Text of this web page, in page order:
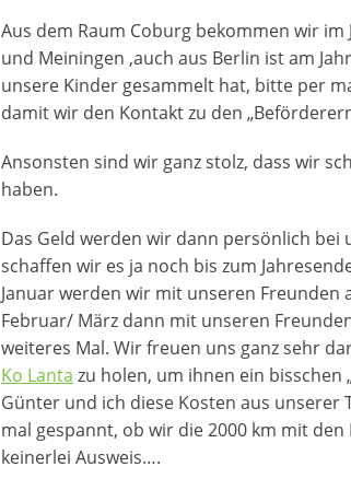
Aus dem Raum Coburg bekommen wir
und Meiningen ,auch aus Berlin ist am
unsere Kinder gesammelt hat, bitte per
damit wir den Kontakt zu den
Ansonsten sind wir ganz stolz, dass wir
haben.
Das Geld werden wir dann persönlich
schaffen wir es ja noch bis zum
Januar werden wir mit unseren
Februar/ März dann mit unseren
weiteres Mal. Wir freuen uns ganz sehr
Ko Lanta zu holen, um ihnen ein bisschen
Günter und ich diese Kosten aus unserer
mal gespannt, ob wir die 2000 km mit
keinerlei Ausweis….